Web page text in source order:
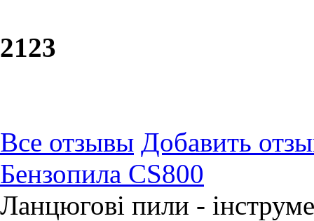
2123
Все отзывы Добавить
Бензопила СS800
Ланцюгові пили -